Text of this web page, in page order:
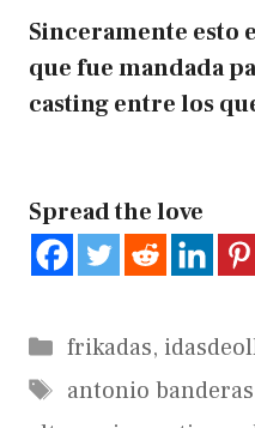
Sinceramente esto
que fue mandada
casting entre los
Spread the love
Categorías
frikadas,
Etiquetas
antonio banderas